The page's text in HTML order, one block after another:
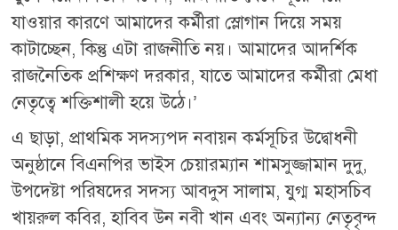
যাওয়ার কারণে আমাদের কর্মীরা স্লোগান দিয়ে সময়
কাটাচ্ছেন, কিন্তু এটা রাজনীতি নয়। আমাদের আদর্শিক
রাজনৈতিক প্রশিক্ষণ দরকার, যাতে আমাদের কর্মীরা মেধা
নেতৃত্বে শক্তিশালী হয়ে উঠে।’
এ ছাড়া, প্রাথমিক সদস্যপদ নবায়ন কর্মসূচির উদ্বোধনী
অনুষ্ঠানে বিএনপির ভাইস চেয়ারম্যান শামসুজ্জামান দুদু,
উপদেষ্টা পরিষদের সদস্য আবদুস সালাম, যুগ্ম মহাসচিব
খায়রুল কবির, হাবিব উন নবী খান এবং অন্যান্য নেতৃবৃন্দ